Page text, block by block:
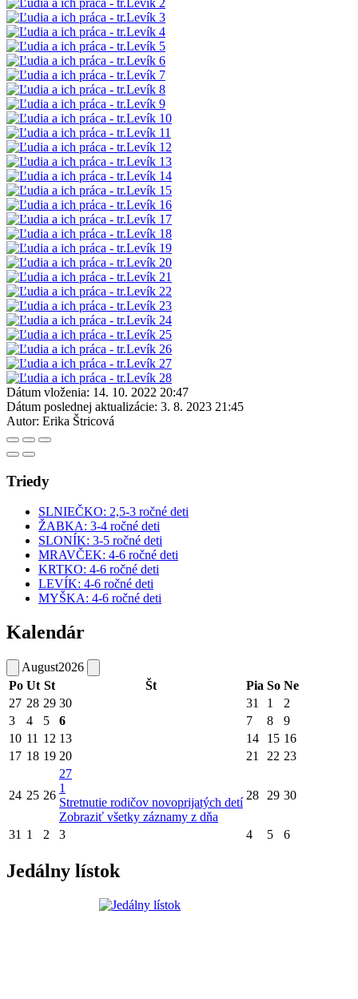
Dátum vloženia: 14. 10. 2022 20:47
Dátum poslednej aktualizácie: 3. 8. 2023 21:45
Autor: Erika Štricová
Triedy
SLNIEČKO: 2,5-3 ročné deti
ŽABKA: 3-4 ročné deti
SLONÍK: 3-5 ročné deti
MRAVČEK: 4-6 ročné deti
KRTKO: 4-6 ročné deti
LEVÍK: 4-6 ročné deti
MYŠKA: 4-6 ročné deti
Kalendár
August2026
Po Ut St Št Pia So Ne
27 28 29 30 31 1
2
3
4 5 6 7 8
9
10 11 12 13 14 15 16
17 18 19 20 21 22 23
24 25 26
27
1
Stretnutie rodičov novoprijatých detí
Zobraziť všetky záznamy z dňa
28 29 30
31 1 2 3 4 5 6
Jedálny lístok